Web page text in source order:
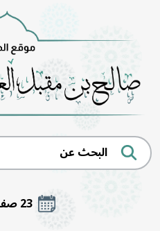
23 صفر 1448 هـ